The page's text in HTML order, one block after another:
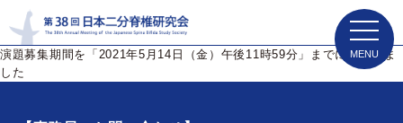
toggle
演題募集期間を「2021年5月14日（金）午後11時59分」までに延長しま
した